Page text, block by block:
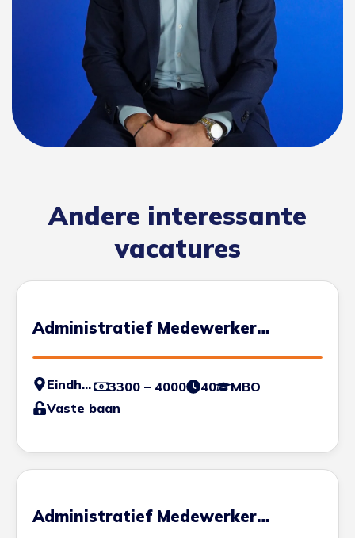
Andere interessante
vacatures
Administratief Medewerker
Transport
Eindhoven 3300 – 4000 40
MBO
Vaste baan
Administratief Medewerker